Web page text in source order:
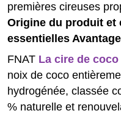
premières cireuses
Origine du produit et
essentielles
FNAT La cire de coco
noix de coco
hydrogénée, classée
% naturelle et